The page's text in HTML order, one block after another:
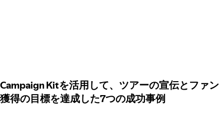
Campaign Kitを活用して、ツアーの宣伝とファン
獲得の目標を達成した7つの成功事例